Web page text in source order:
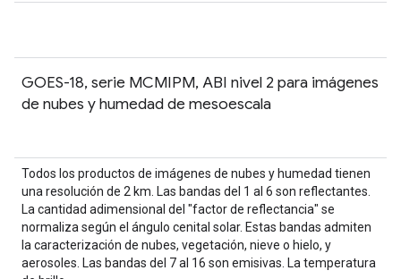
GOES-18, serie MCMIPM, ABI nivel 2 para imágenes
de nubes y humedad de mesoescala
Todos los productos de imágenes de nubes y humedad tienen
una resolución de 2 km. Las bandas del 1 al 6 son reflectantes.
La cantidad adimensional del "factor de reflectancia" se
normaliza según el ángulo cenital solar. Estas bandas admiten
la caracterización de nubes, vegetación, nieve o hielo, y
aerosoles. Las bandas del 7 al 16 son emisivas. La temperatura